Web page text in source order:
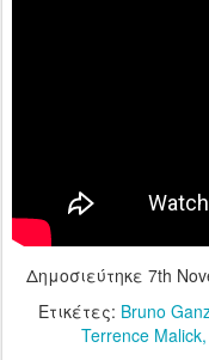
Δημοσιεύτηκε 7th
Ετικέτες: Bruno
Terrence Malick